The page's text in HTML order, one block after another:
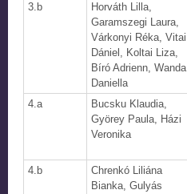
3.b
Horváth Lilla,
Garamszegi Laura,
Várkonyi Réka, Vitai
Dániel, Koltai Liza,
Bíró Adrienn, Wanda
Daniella
4.a
Bucsku Klaudia,
Györey Paula, Házi
Veronika
4.b
Chrenkó Liliána
Bianka, Gulyás